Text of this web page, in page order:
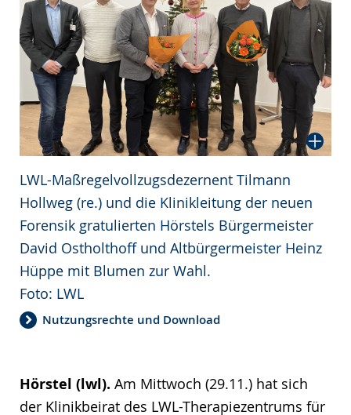
LWL-Maßregelvollzugsdezernent Tilmann
Hollweg (re.) und die Klinikleitung der neuen
Forensik gratulierten Hörstels Bürgermeister
David Ostholthoff und Altbürgermeister Heinz
Hüppe mit Blumen zur Wahl.
Foto: LWL
Nutzungsrechte und Download
Hörstel (lwl). Am Mittwoch (29.11.) hat sich
der Klinikbeirat des LWL-Therapiezentrums für